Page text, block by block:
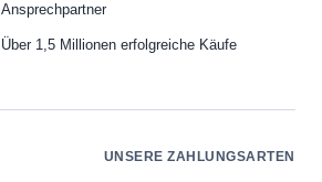
Ansprechpartner
Über 1,5 Millionen erfolgreiche Käufe
UNSERE ZAHLUNGSARTEN